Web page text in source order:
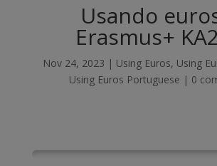
Usando
Erasmus+
Nov 24, 2023 | Using Euros, Using
Using Euros Portuguese | 0